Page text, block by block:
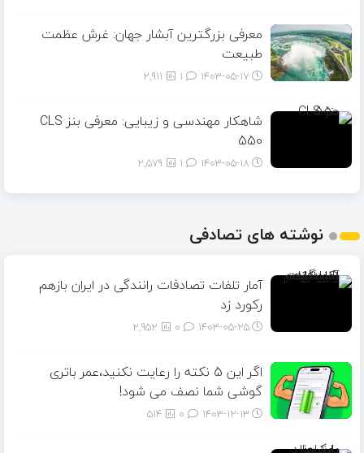
معرفی بزرگترین آبشار جهان: غرش عظمت
طبیعت
۱۴۰۳-۰۵-۱۷ 2,911
شاهکار مهندسی و زیبایی: معرفی بنز CLS
550
۱۴۰۳-۰۵-۱۸ 2,579
نوشته های تصادفی
آمار تلفات تصادفات رانندگی در ایران بازهم
رکورد زد
۱۴۰۳-۰۵-۲۵ 2,952
اگر این 5 نکته را رعایت نکنید،عمر باتری
گوشی شما نصف می شود!
۱۴۰۳-۱۲-۱۳ 514